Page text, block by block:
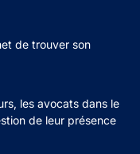
de trouver son
les avocats dans le
de leur présence